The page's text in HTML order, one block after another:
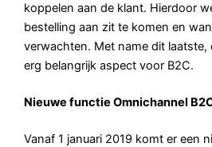
koppelen aan de klant. Hierdoor
bestelling aan zit te komen en
verwachten. Met name dit laatste,
erg belangrijk aspect voor B2C.
Nieuwe functie Omnichannel
Vanaf 1 januari 2019 komt er een